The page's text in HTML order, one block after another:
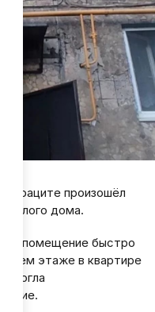
произошёл
жилого дома.
помещение быстро
этаже в квартире
смогла